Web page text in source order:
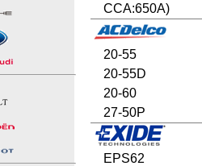
CCA:650A)
20-55
20-55D
20-60
27-50P
EPS62